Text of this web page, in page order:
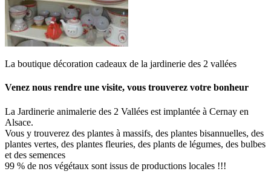
La boutique décoration cadeaux de la jardinerie des 2 vallées
Venez nous rendre une visite, vous trouverez votre bonheur
La Jardinerie animalerie des 2 Vallées est implantée à Cernay en
Alsace.
Vous y trouverez des plantes à massifs, des plantes bisannuelles, des
plantes vertes, des plantes fleuries, des plants de légumes, des bulbes
et des semences
99 % de nos végétaux sont issus de productions locales !!!